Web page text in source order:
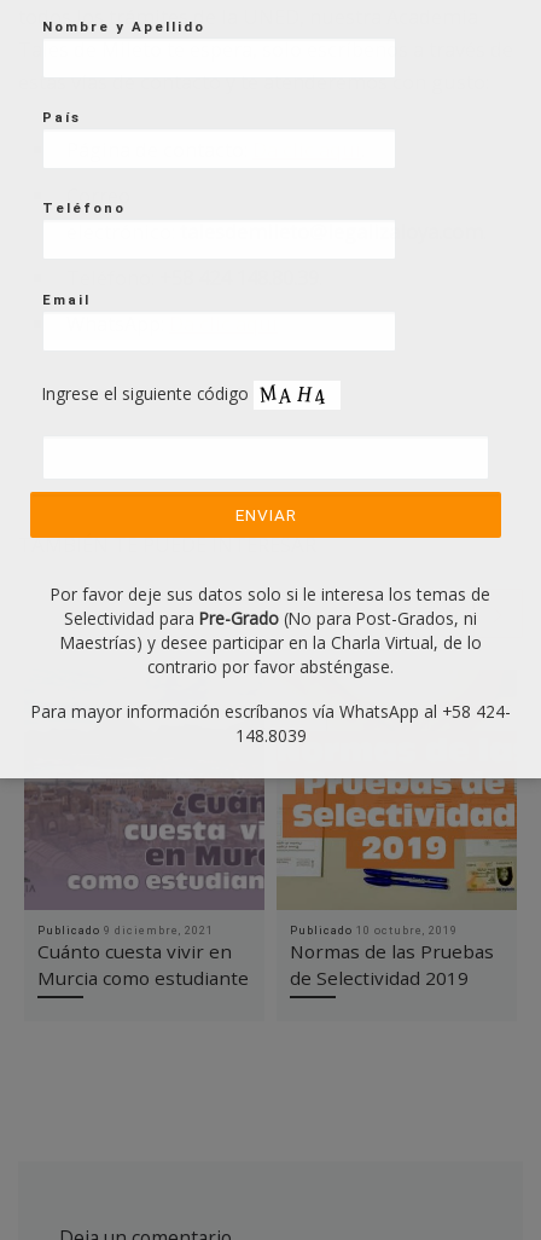
todos los trámites de la UNED, nuestra Academia
TAMBIÉN TE PUEDE INTERESAR
Publicado 9 diciembre, 2021
Cuánto cuesta vivir en
Murcia como estudiante
Publicado 10 octubre, 2019
Normas de las Pruebas
de Selectividad 2019
Nombre y Apellido
País
Teléfono
Email
Ingrese el siguiente código
Por favor deje sus datos solo si le interesa los temas de
Selectividad para Pre-Grado (No para Post-Grados, ni
Maestrías) y desee participar en la Charla Virtual, de lo
contrario por favor absténgase.
Para mayor información escríbanos vía WhatsApp al +58 424-
148.8039